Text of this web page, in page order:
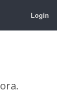
Login